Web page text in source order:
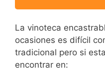
La vinoteca
ocasiones es difícil
tradicional pero si
encontrar en: